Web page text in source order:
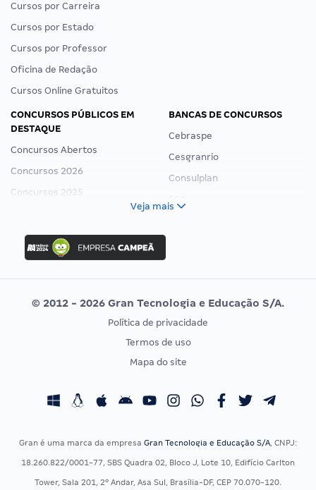
Cursos por Carreira
Cursos por Estado
Cursos por Professor
Oficina de Redação
Cursos Online Gratuitos
CONCURSOS PÚBLICOS EM
DESTAQUE
Concursos Abertos
Concursos 2026
Concursos 2025
Concurso Ibama
Concurso MPU
Editais publicados
BANCAS DE CONCURSOS
Cebraspe
Cesgranrio
Consulplan
Vunesp
CONCURSOS POR PROFISSÃO
Concursos Fiscais
Concursos Saúde
EXAME DE ORDEM
Calendário OAB
Veja mais
© 2012 - 2026 Gran Tecnologia e Educação S/A.
Política de privacidade
Termos de uso
Mapa do site
Gran é uma marca da empresa Gran Tecnologia e Educação S/A, CNPJ:
18.260.822/0001-77, SBS Quadra 02, Bloco J, Lote 10, Edifício Carlton
Tower, Sala 201, 2º Andar, Asa Sul, Brasília-DF, CEP 70.070-120.